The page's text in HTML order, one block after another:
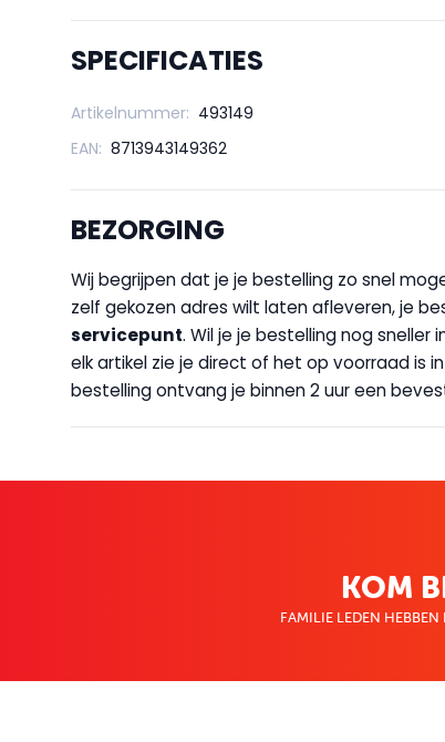
SPECIFICATIES
Artikelnummer: 493149
EAN: 8713943149362
BEZORGING
Wij begrijpen dat je je bestelling zo snel
zelf gekozen adres wilt laten afleveren, je
servicepunt. Wil je je bestelling nog sneller
elk artikel zie je direct of het op voorraad is
bestelling ontvang je binnen 2 uur een
KOM
FAMILIE LEDEN